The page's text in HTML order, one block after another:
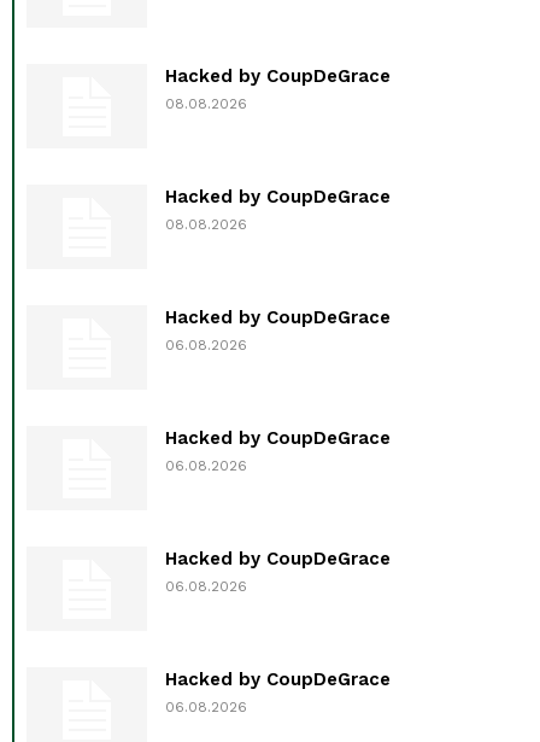
Hacked by CoupDeGrace
08.08.2026
Hacked by CoupDeGrace
08.08.2026
Hacked by CoupDeGrace
06.08.2026
Hacked by CoupDeGrace
06.08.2026
Hacked by CoupDeGrace
06.08.2026
Hacked by CoupDeGrace
06.08.2026